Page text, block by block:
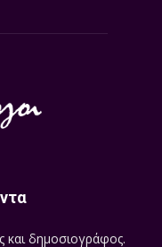
και δημοσιογράφος.